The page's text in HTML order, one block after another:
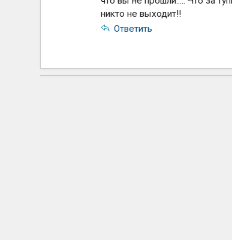
никто не выходит!!
Ответить